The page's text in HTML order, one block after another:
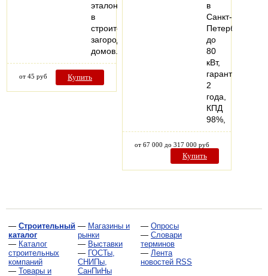
эталоном
в
строительстве
загородных
домов.
от 45 руб Купить
в
Санкт-
Петербурге
до
80
кВт,
гарантия
2
года,
КПД
98%,
от 67 000 до 317 000 руб
Купить
— Строительный
каталог
— Каталог
строительных
компаний
— Товары и
— Магазины и
рынки
— Выставки
— ГОСТы,
СНИПы,
СанПиНы
— Опросы
— Словари
терминов
— Лента
новостей RSS